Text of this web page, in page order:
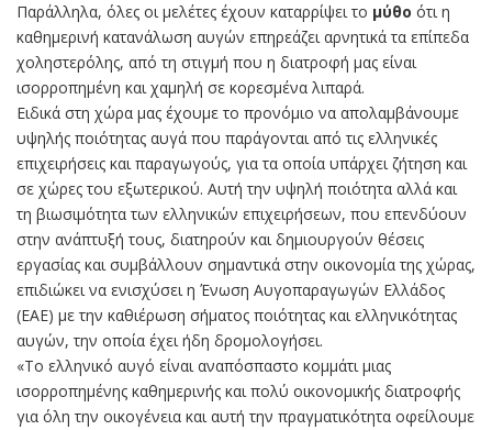
Παράλληλα, όλες οι μελέτες έχουν καταρρίψει το μύθο ότι η
καθημερινή κατανάλωση αυγών επηρεάζει αρνητικά τα επίπεδα
χοληστερόλης, από τη στιγμή που η διατροφή μας είναι
ισορροπημένη και χαμηλή σε κορεσμένα λιπαρά.
Ειδικά στη χώρα μας έχουμε το προνόμιο να απολαμβάνουμε
υψηλής ποιότητας αυγά που παράγονται από τις ελληνικές
επιχειρήσεις και παραγωγούς, για τα οποία υπάρχει ζήτηση και
σε χώρες του εξωτερικού. Αυτή την υψηλή ποιότητα αλλά και
τη βιωσιμότητα των ελληνικών επιχειρήσεων, που επενδύουν
στην ανάπτυξή τους, διατηρούν και δημιουργούν θέσεις
εργασίας και συμβάλλουν σημαντικά στην οικονομία της χώρας,
επιδιώκει να ενισχύσει η Ένωση Αυγοπαραγωγών Ελλάδος
(ΕΑΕ) με την καθιέρωση σήματος ποιότητας και ελληνικότητας
αυγών, την οποία έχει ήδη δρομολογήσει.
«Το ελληνικό αυγό είναι αναπόσπαστο κομμάτι μιας
ισορροπημένης καθημερινής και πολύ οικονομικής διατροφής
για όλη την οικογένεια και αυτή την πραγματικότητα οφείλουμε